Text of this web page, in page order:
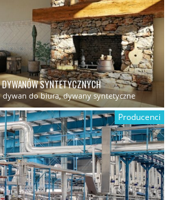
SYNTETYCZNYCH
dywan do biura,dywany syntetyczne
Producenci